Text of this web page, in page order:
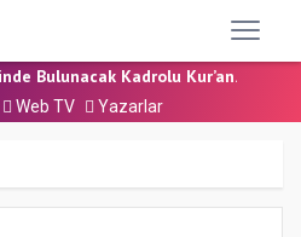
- Cuma Hutbesi
- Cuma Hutbesi
Bulunacak Kadrolu Kur’an...
İçi) Sınavı (Sözlü) So...
- Cuma Hutbesi
- Cuma Hutbesi
Web TV Yazarlar